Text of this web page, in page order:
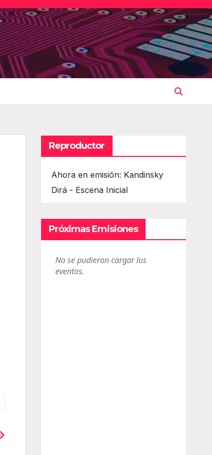
Reproductor
Ahora en emisión: Kandinsky
Dirá - Escena Inicial
Próximas Emisiones